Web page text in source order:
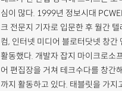
심이 많다. 1999년 정보시대
크 전문지 기자로 입문한 후 월간 텔
컴, 인터넷 미디어 블로터닷넷 창간
활동했다. 개발자 잡지 마이크로소
어 편집장을 거쳐 테크수다를 창간
까지 활동하고 있다. 태블릿을 가지